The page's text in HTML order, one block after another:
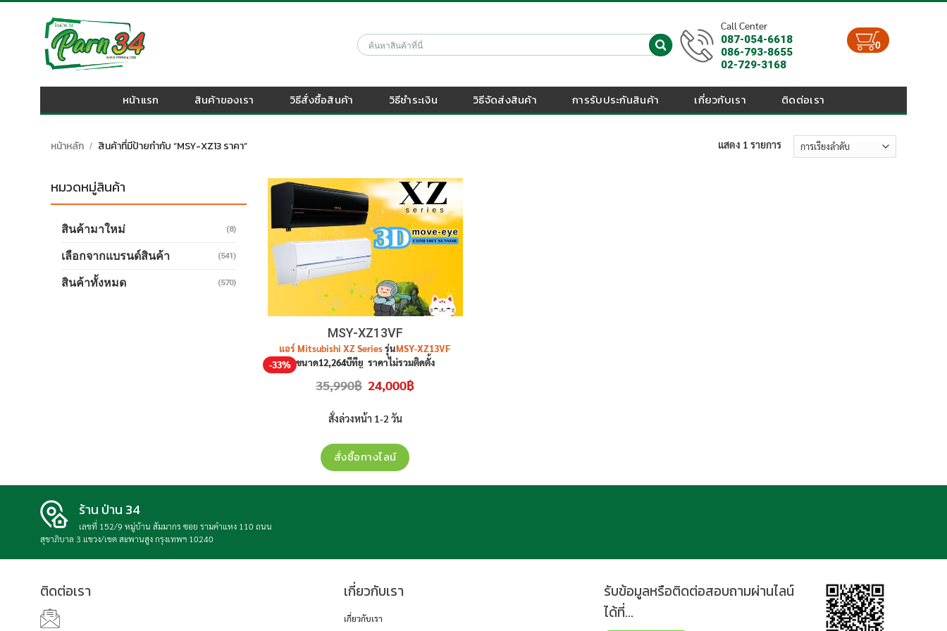
Call Center
087-054-6618
086-793-8655
02-729-3168
0
หน้าแรก สินค้าของเรา วิธีสั่งซื้อสินค้า วิธีชำระเงิน วิธีจัดส่งสินค้า การรับประกันสินค้า เกี่ยวกับเรา ติดต่อเรา
หน้าหลัก / สินค้าที่มีป้ายกำกับ “MSY-XZ13 ราคา” แสดง 1 รายการ
หมวดหมู่สินค้า
สินค้ามาใหม่ (8)
เลือกจากแบรนด์สินค้า (541)
สินค้าทั้งหมด (570)
-33%
MSY-XZ13VF
แอร์ Mitsubishi XZ Seriesรุ่นMSY-XZ13VF
ขนาด12,264บีทียู ราคาไม่รวมติดตั้ง
35,990฿ Original
price
35,990฿.
24,000฿Current
price
สั่งล่วงหน้า 1-2 วัน
สั่งซื้อทางไลน์
ร้าน ป่าน 34
เลขที่ 152/9 หมู่บ้าน สัมมากร ซอย รามคำแหง 110 ถนน
สุขาภิบาล 3 แขวง/เขต สะพานสูง กรุงเทพฯ 10240
ติดต่อเรา เกี่ยวกับเรา
เกี่ยวกับเรา
รับข้อมูลหรือติดต่อสอบถามผ่านไลน์
ได้ที่...